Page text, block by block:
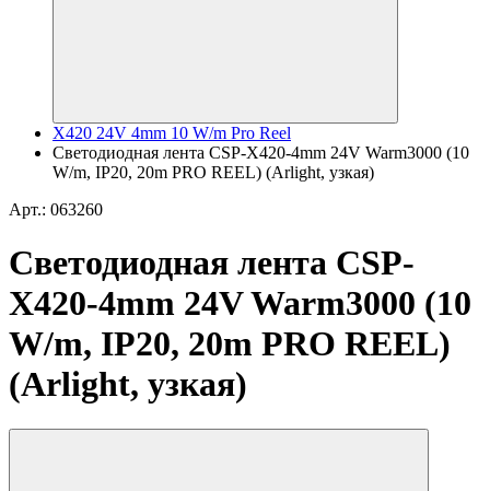
X420 24V 4mm 10 W/m Pro Reel
Светодиодная лента CSP-X420-4mm 24V Warm3000 (10
W/m, IP20, 20m PRO REEL) (Arlight, узкая)
Арт.: 063260
Светодиодная лента CSP-
X420-4mm 24V Warm3000 (10
W/m, IP20, 20m PRO REEL)
(Arlight, узкая)